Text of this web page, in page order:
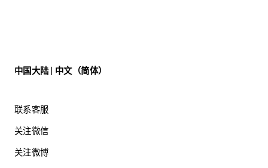
中国大陆 | 中文（简体）
联系客服
关注微信
关注微博